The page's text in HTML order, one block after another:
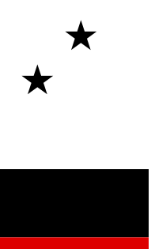
★
★